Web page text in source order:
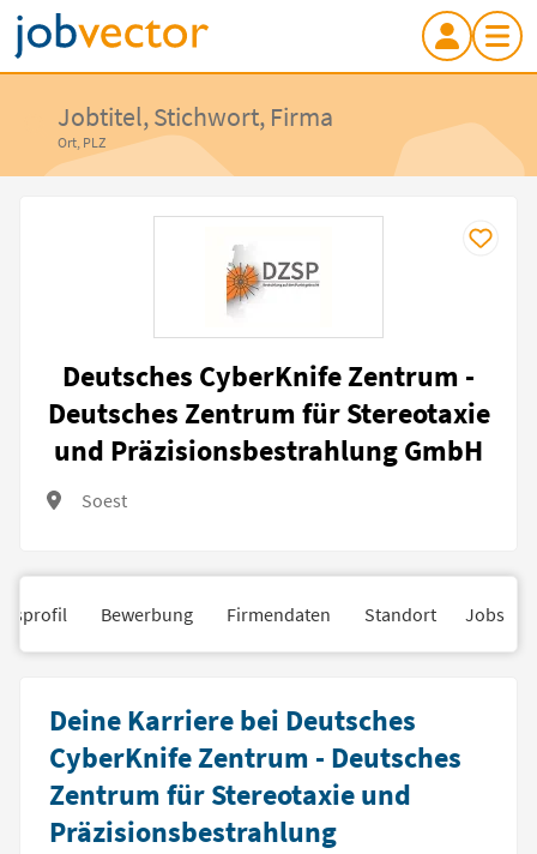
Jobtitel, Stichwort, Firma
Ort, PLZ
Deutsches CyberKnife Zentrum -
Deutsches Zentrum für Stereotaxie
und Präzisionsbestrahlung GmbH
Soest
Bewerbung Firmendaten Standort Jobs
Deine Karriere bei Deutsches
CyberKnife Zentrum - Deutsches
Zentrum für Stereotaxie und
Präzisionsbestrahlung